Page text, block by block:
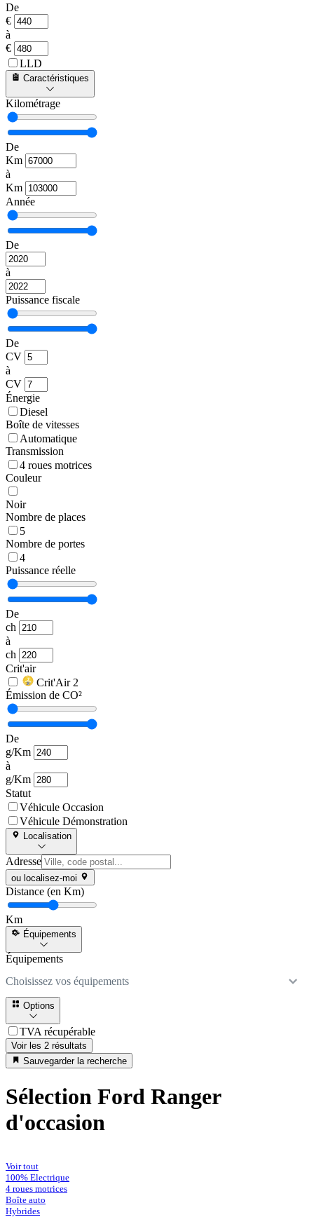
De
€
à
€
LLD
Caractéristiques
Kilométrage
De
Km
à
Km
Année
De
à
Puissance fiscale
De
CV
à
CV
Énergie
Diesel
Boîte de vitesses
Automatique
Transmission
4 roues motrices
Couleur
Noir
Nombre de places
5
Nombre de portes
4
Puissance réelle
De
ch
à
ch
Crit'air
Crit'Air 2
Émission de CO²
De
g/Km
à
g/Km
Statut
Véhicule Occasion
Véhicule Démonstration
Localisation
Adresse
ou localisez-moi
Distance (en Km)
Km
Équipements
Équipements
Choisissez vos équipements
Options
TVA récupérable
Voir les 2 résultats
Sauvegarder la recherche
Sélection Ford Ranger
d'occasion
Voir tout
100% Electrique
4 roues motrices
Boîte auto
Hybrides